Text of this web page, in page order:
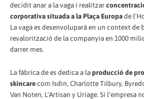
decidit anar a la vaga i realitzar
corporativa situada a la Plaça Europade
La vaga es desenvoluparà en un context de
revalorització de la companyia en 1000
darrer mes.
La fàbrica de es dedica a laproducció de
skincarecom Isdin, Charlotte Tilbury,
Van Noten, L'Artisan y Uriage. Si l’empresa